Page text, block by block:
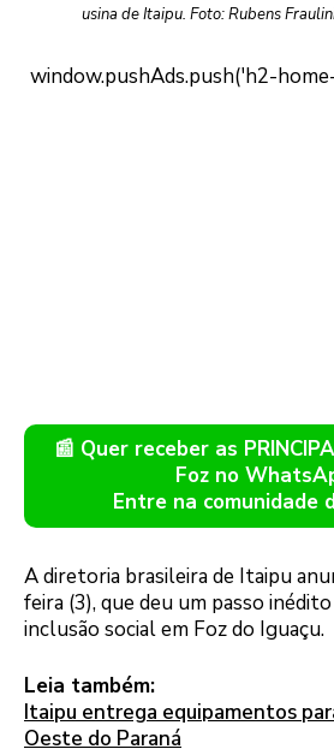
usina de Itaipu. Foto: Rubens
📰 Quer receber as
Foz no
Entre na comunidade
A diretoria brasileira de Itaipu
feira (3), que deu um passo
inclusão social em Foz do Iguaçu.
Leia também:
Itaipu entrega equipamentos
Oeste do Paraná